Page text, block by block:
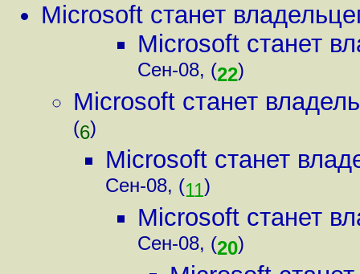
Microsoft станет
Microsoft станет
Сен-08, (22)
Microsoft станет
(6)
Microsoft станет
Сен-08, (11)
Microsoft станет
Сен-08, (20)